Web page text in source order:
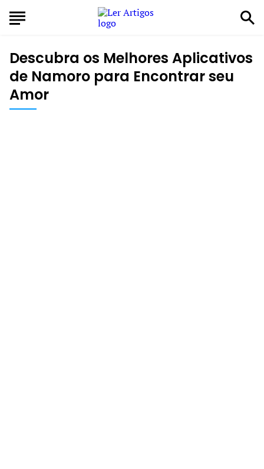
Descubra os Melhores Aplicativos
de Namoro para Encontrar seu
Amor